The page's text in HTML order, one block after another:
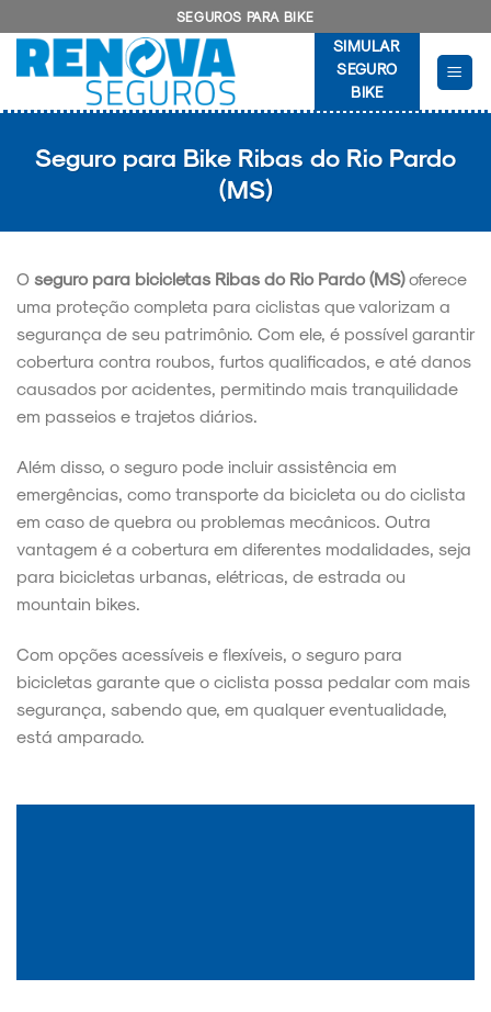
to
content
SEGUROS PARA BIKE
SIMULAR
SEGURO
BIKE
Seguro para Bike Ribas do Rio Pardo
(MS)
O seguro para bicicletas Ribas do Rio Pardo (MS)oferece
uma proteção completa para ciclistas que valorizam a
segurança de seu patrimônio. Com ele, é possível garantir
cobertura contra roubos, furtos qualificados, e até danos
causados por acidentes, permitindo mais tranquilidade
em passeios e trajetos diários.
Além disso, o seguro pode incluir assistência em
emergências, como transporte da bicicleta ou do ciclista
em caso de quebra ou problemas mecânicos. Outra
vantagem é a cobertura em diferentes modalidades, seja
para bicicletas urbanas, elétricas, de estrada ou
mountain bikes.
Com opções acessíveis e flexíveis, o seguro para
bicicletas garante que o ciclista possa pedalar com mais
segurança, sabendo que, em qualquer eventualidade,
está amparado.